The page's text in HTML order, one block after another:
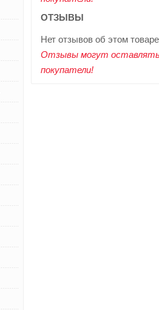
ОТЗЫВЫ
Нет отзывов об этом товаре
Отзывы могут оставлять
покупатели!